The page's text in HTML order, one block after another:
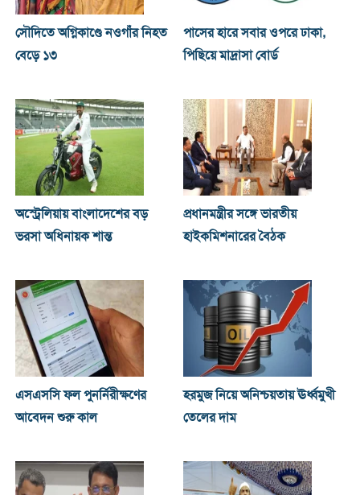
সৌদিতে অগ্নিকাণ্ডে নওগাঁর নিহত
বেড়ে ১৩
পাসের হারে সবার ওপরে ঢাকা,
পিছিয়ে মাদ্রাসা বোর্ড
অস্ট্রেলিয়ায় বাংলাদেশের বড়
ভরসা অধিনায়ক শান্ত
প্রধানমন্ত্রীর সঙ্গে ভারতীয়
হাইকমিশনারের বৈঠক
এসএসসি ফল পুনর্নিরীক্ষণের
আবেদন শুরু কাল
হরমুজ নিয়ে অনিশ্চয়তায় ঊর্ধ্বমুখী
তেলের দাম